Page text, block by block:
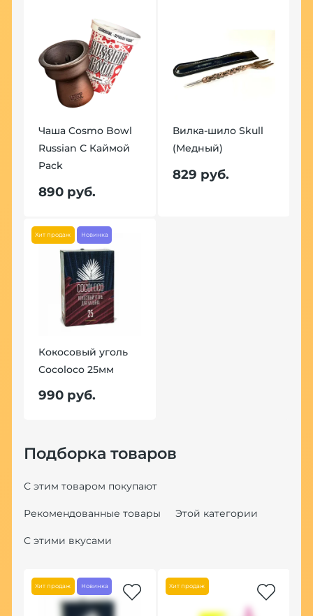
Чаша Cosmo Bowl
Russian С Каймой
Pack
890 руб.
Вилка-шило Skull
(Медный)
829 руб.
Хит продаж Новинка
Кокосовый уголь
Cocoloco 25мм
990 руб.
Подборка товаров
С этим товаром покупают
Рекомендованные товары Этой категории
С этими вкусами
Хит продаж Новинка Хит продаж